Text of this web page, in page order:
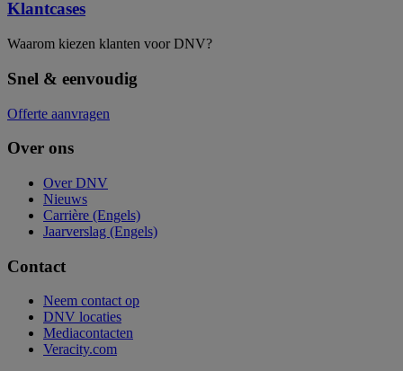
Klantcases
Waarom kiezen klanten voor DNV?
Snel & eenvoudig
Offerte aanvragen
Over ons
Over DNV
Nieuws
Carrière (Engels)
Jaarverslag (Engels)
Contact
Neem contact op
DNV locaties
Mediacontacten
Veracity.com